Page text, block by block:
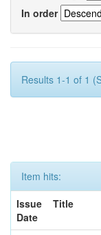
In order
Results 1-1 of 1
Item hits:
Issue
Date
Title